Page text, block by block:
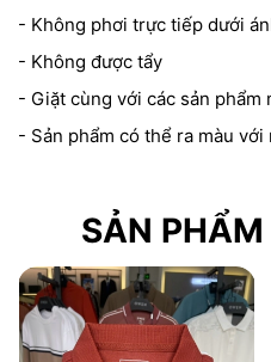
- Không phơi trực tiếp dưới
- Không được tẩy
- Giặt cùng với các sản phẩm
- Sản phẩm có thể ra màu với
SẢN